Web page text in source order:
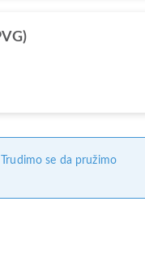
se da pružimo